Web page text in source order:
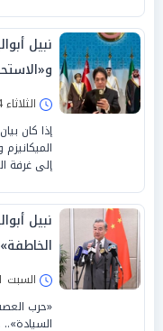
نبيل
الجامعة
الثلاثاء 04/أغسطس/2026 - 02:19 م
إذا كان
إلى غرفة
نبيل
العصب
السبت 01/أغسطس/2026 - 02:36 م
«حرب